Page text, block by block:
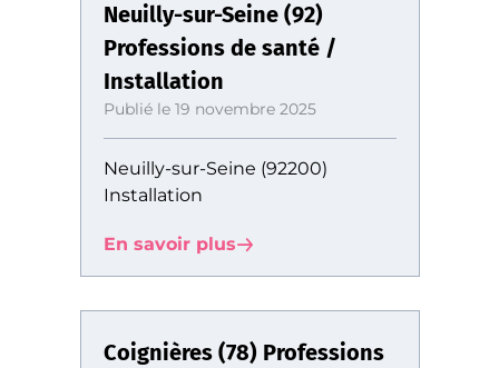
Neuilly-sur-Seine (92)
Professions de santé /
Installation
Publié le 19 novembre 2025
Neuilly-sur-Seine (92200)
Installation
En savoir plus
Coignières (78) Professions